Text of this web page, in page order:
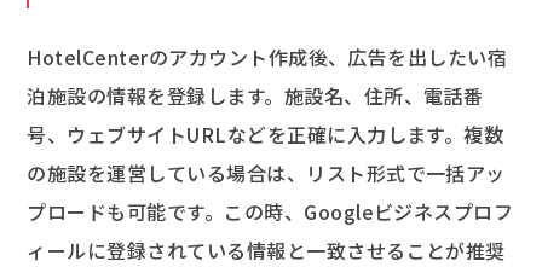
HotelCenterのアカウント作成後、広告を出したい宿
泊施設の情報を登録します。施設名、住所、電話番
号、ウェブサイトURLなどを正確に入力します。複数
の施設を運営している場合は、リスト形式で一括アッ
プロードも可能です。この時、Googleビジネスプロフ
ィールに登録されている情報と一致させることが推奨